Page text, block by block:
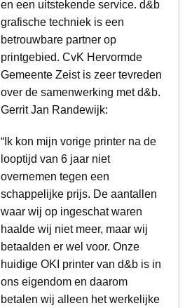
en een uitstekende service. d&b
grafische techniek is een
betrouwbare partner op
printgebied. CvK Hervormde
Gemeente Zeist is zeer tevreden
over de samenwerking met d&b.
Gerrit Jan Randewijk:
“Ik kon mijn vorige printer na de
looptijd van 6 jaar niet
overnemen tegen een
schappelijke prijs. De aantallen
waar wij op ingeschat waren
haalde wij niet meer, maar wij
betaalden er wel voor. Onze
huidige OKI printer van d&b is in
ons eigendom en daarom
betalen wij alleen het werkelijke